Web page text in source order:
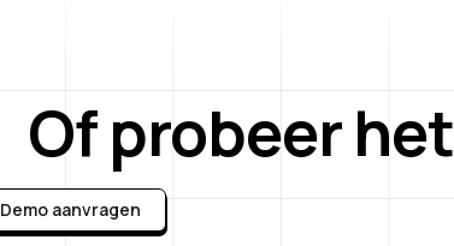
Of probeer het
Demo aanvragen